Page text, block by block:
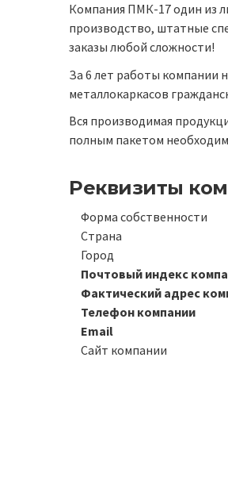
Компания ПМК-17 один из
производство, штатные
заказы любой сложности!
За 6 лет работы компании
металлокаркасов
Вся производимая
полным пакетом
Реквизиты
Форма собственности
Страна
Город
Почтовый индекс
Фактический адрес
Телефон компании
Email
Сайт компании